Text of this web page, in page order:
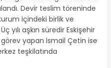
Devir teslim töreninde
içindeki birlik ve
yılı aşkın süredir Eskişehir
yapan İsmail Çetin ise
teşkilatında